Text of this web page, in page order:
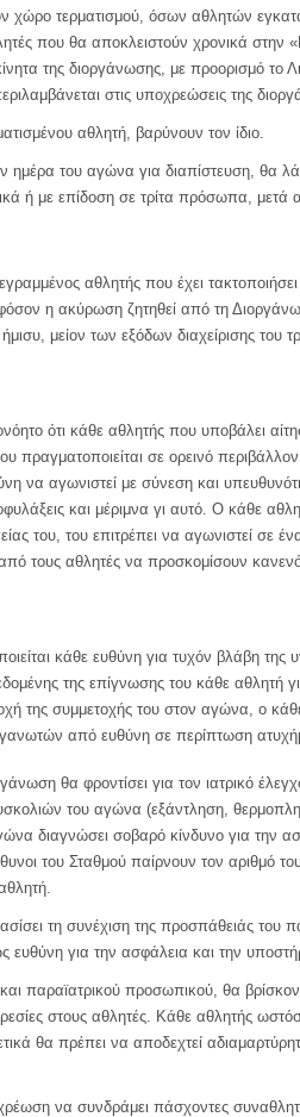
χώρο τερματισμού, όσων αθλητών
που θα αποκλειστούν χρονικά
της διοργάνωσης, με προορισμό
στις υποχρεώσεις της
αθλητή, βαρύνουν τον ίδιο.
ημέρα του αγώνα για διαπίστευση, θα
ή με επίδοση σε τρίτα πρόσωπα, μετά
αθλητής που έχει
η ακύρωση ζητηθεί από τη
μείον των εξόδων διαχείρισης του
ότι κάθε αθλητής που υποβάλει
πραγματοποιείται σε ορεινό
να αγωνιστεί με σύνεση και
και μέριμνα γι αυτό. O κάθε
του, του επιτρέπει να αγωνιστεί σε
τους αθλητές να προσκομίσουν
κάθε ευθύνη για τυχόν βλάβη της
της επίγνωσης του κάθε αθλητή
της συμμετοχής του στον αγώνα, ο
από ευθύνη σε περίπτωση
θα φροντίσει για τον ιατρικό
δυσκολιών του αγώνα (εξάντληση,
διαγνώσει σοβαρό κίνδυνο για την
του Σταθμού παίρνουν τον αριθμό
τη συνέχιση της προσπάθειάς του
για την ασφάλεια και την
παραϊατρικού προσωπικού, θα
στους αθλητές. Κάθε αθλητής
θα πρέπει να αποδεχτεί
να συνδράμει πάσχοντες